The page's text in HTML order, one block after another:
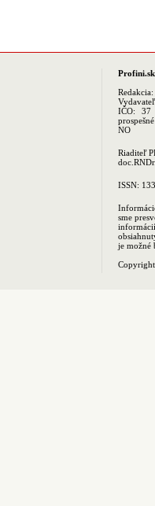
Profini.sk
Redakcia:
IČO: 37
NO
Riaditeľ
ISSN:
sme
je možné